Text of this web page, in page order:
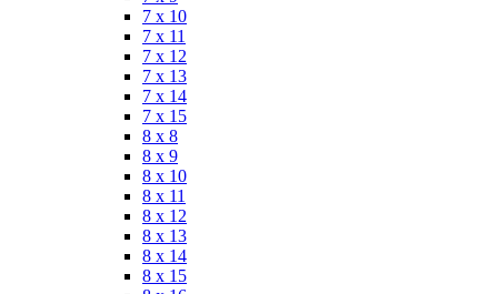
7 x 10
7 x 11
7 x 12
7 x 13
7 x 14
7 x 15
8 x 8
8 x 9
8 x 10
8 x 11
8 x 12
8 x 13
8 x 14
8 x 15